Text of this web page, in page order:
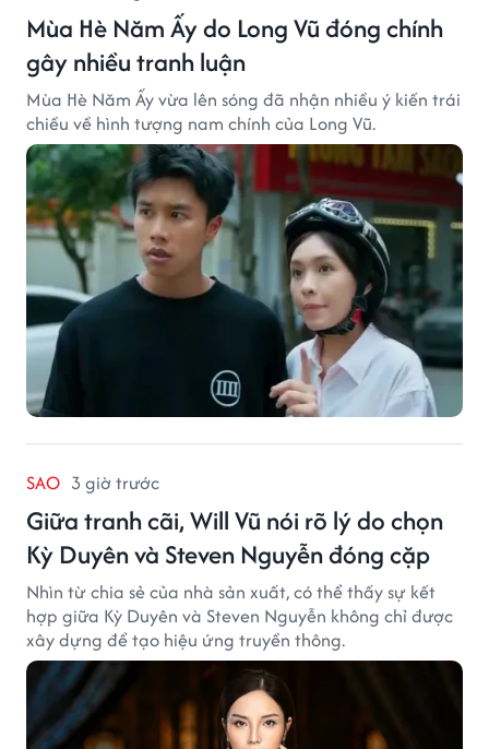
Mùa Hè Năm Ấy do Long Vũ đóng chính
gây nhiều tranh luận
Mùa Hè Năm Ấy vừa lên sóng đã nhận nhiều ý kiến trái
chiều về hình tượng nam chính của Long Vũ.
SAO 3 giờ trước
Giữa tranh cãi, Will Vũ nói rõ lý do chọn
Kỳ Duyên và Steven Nguyễn đóng cặp
Nhìn từ chia sẻ của nhà sản xuất, có thể thấy sự kết
hợp giữa Kỳ Duyên và Steven Nguyễn không chỉ được
xây dựng để tạo hiệu ứng truyền thông.